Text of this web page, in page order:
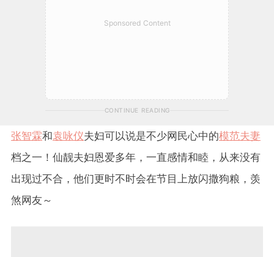
Sponsored Content
CONTINUE READING
张智霖和袁咏仪夫妇可以说是不少网民心中的模范夫妻
档之一！仙靓夫妇恩爱多年，一直感情和睦，从来没有
出现过不合，他们更时不时会在节目上放闪撒狗粮，羡
煞网友～